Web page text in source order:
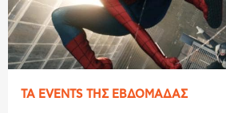
ΤΑ EVENTS ΤΗΣ ΕΒΔΟΜAΔΑΣ